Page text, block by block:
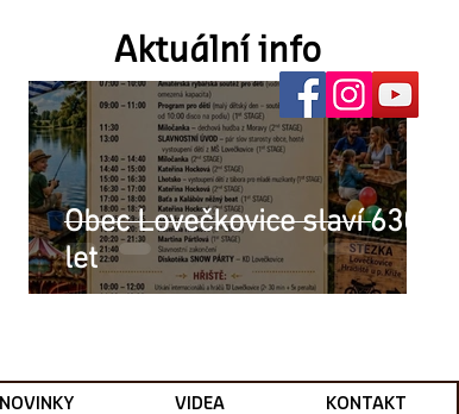
Aktuální info
Obec Lovečkovice slaví 630
let
NOVINKY VIDEA KONTAKT